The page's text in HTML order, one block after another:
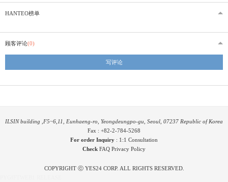
HANTEO榜单
顾客评论(0)
写评论
ILSIN building ,F5~6,11, Eunhaeng-ro, Yeongdeungpo-gu, Seoul, 07237 Republic of Korea
Fax : +82-2-784-5268
For order Inquiry : 1:1 Consultation
Check FAQ Privacy Policy
COPYRIGHT ⓒ YES24 CORP. ALL RIGHTS RESERVED.